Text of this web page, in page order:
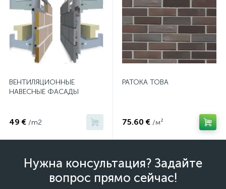
ВЕНТИЛЯЦИОННЫЕ
НАВЕСНЫЕ ФАСАДЫ
49 € /m2
PATOKA TOBA
75.60 € /м²
Нужна консультация? Задайте
вопрос прямо сейчас!